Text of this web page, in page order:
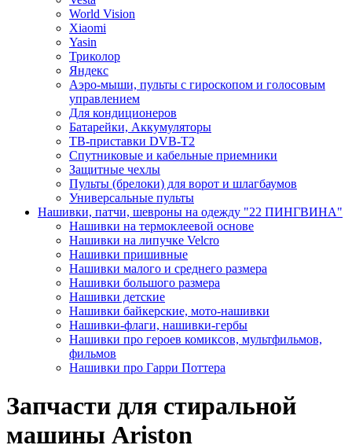
World Vision
Xiaomi
Yasin
Триколор
Яндекс
Аэро-мыши, пульты с гироскопом и голосовым
управлением
Для кондиционеров
Батарейки, Аккумуляторы
ТВ-приставки DVB-T2
Спутниковые и кабельные приемники
Защитные чехлы
Пульты (брелоки) для ворот и шлагбаумов
Универсальные пульты
Нашивки, патчи, шевроны на одежду "22 ПИНГВИНА"
Нашивки на термоклеевой основе
Нашивки на липучке Velcro
Нашивки пришивные
Нашивки малого и среднего размера
Нашивки большого размера
Нашивки детские
Нашивки байкерские, мото-нашивки
Нашивки-флаги, нашивки-гербы
Нашивки про героев комиксов, мультфильмов,
фильмов
Нашивки про Гарри Поттера
Запчасти для стиральной
машины Ariston